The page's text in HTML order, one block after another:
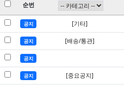
순번
공지 [기타]
공지 [배송/통관]
공지
공지 [중요공지]